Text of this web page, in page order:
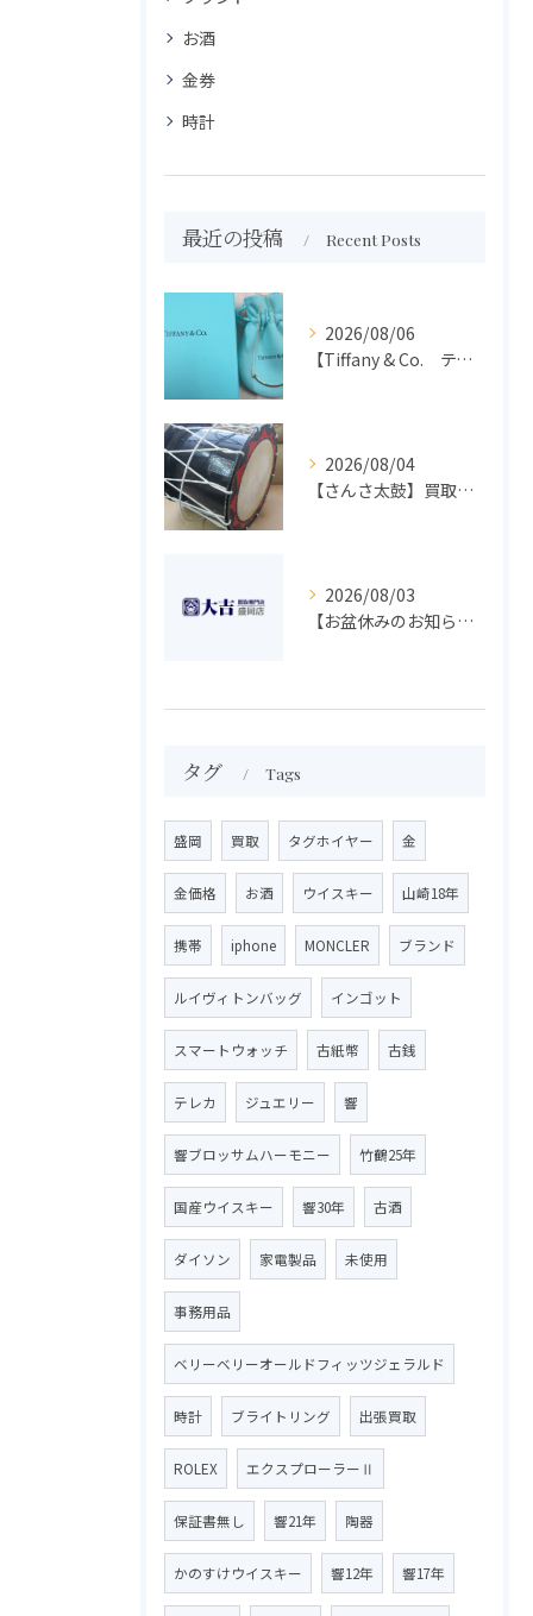
お酒
金券
時計
最近の投稿 Recent Posts
2026/08/06
【Tiffany & Co. ティファニー】買取 大吉盛岡店 アクセサリー買取しました！！
2026/08/04
【さんさ太鼓】買取 大吉盛岡店 楽器 買取します！！
2026/08/03
【お盆休みのお知らせ】買取専門 大吉 盛岡店
タグ Tags
盛岡 買取 タグホイヤー 金
金価格 お酒 ウイスキー 山崎18年
携帯 iphone MONCLER ブランド
ルイヴィトンバッグ インゴット
スマートウォッチ 古紙幣 古銭
テレカ ジュエリー 響
響ブロッサムハーモニー 竹鶴25年
国産ウイスキー 響30年 古酒
ダイソン 家電製品 未使用
事務用品
ベリーベリーオールドフィッツジェラルド
時計 ブライトリング 出張買取
ROLEX エクスプローラーⅡ
保証書無し 響21年 陶器
かのすけウイスキー 響12年 響17年